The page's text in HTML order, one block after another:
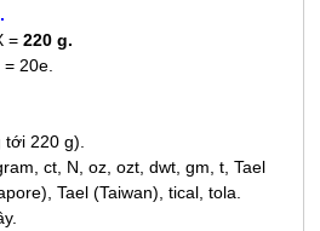
=220 g.
20e.
220 g).
ct, N, oz, ozt, dwt, gm, t, Tael
Tael (Taiwan), tical, tola.